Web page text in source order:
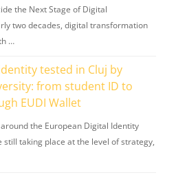
the Next Stage of Digital
two decades, digital transformation
…
tested in Cluj by
from student ID to
EUDI Wallet
the European Digital Identity
still taking place at the level of strategy,